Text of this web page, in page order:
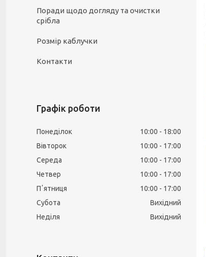
Поради щодо догляду та очистки
срібла
Розмір каблучки
Контакти
Графік роботи
Понеділок 10:00
18:00
Вівторок
10:00
17:00
Середа
10:00
17:00
Четвер
10:00
17:00
Пʼятниця
10:00
17:00
Субота
Вихідний
Неділя
Вихідний